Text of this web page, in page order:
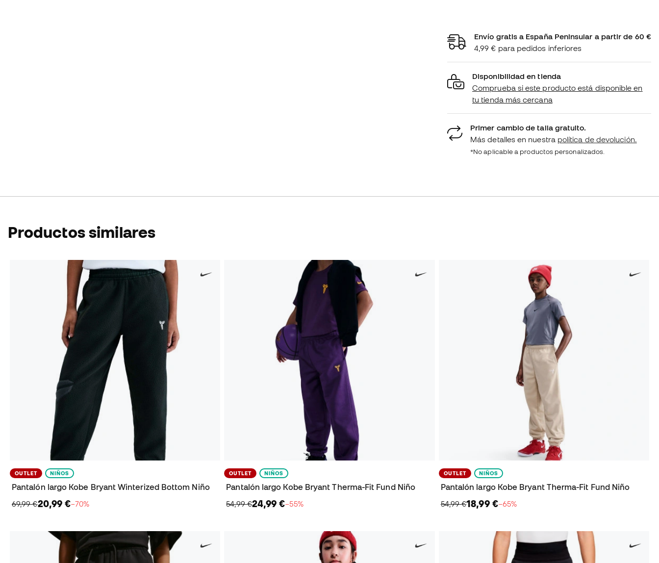
Envío gratis a España Peninsular a partir de 60 €
4,99 € para pedidos inferiores
Disponibilidad en tienda
Comprueba si este producto está disponible en
tu tienda más cercana
Primer cambio de talla gratuito.
Más detalles en nuestra política de devolución.
*No aplicable a productos personalizados.
Productos similares
OUTLET NIÑOS
Pantalón largo Kobe Bryant Winterized Bottom Niño
69,99 €20,99 €−70%
OUTLET NIÑOS
Pantalón largo Kobe Bryant Therma-Fit Fund Niño
54,99 €24,99 €−55%
OUTLET NIÑOS
Pantalón largo Kobe Bryant Therma-Fit Fund Niño
54,99 €18,99 €−65%